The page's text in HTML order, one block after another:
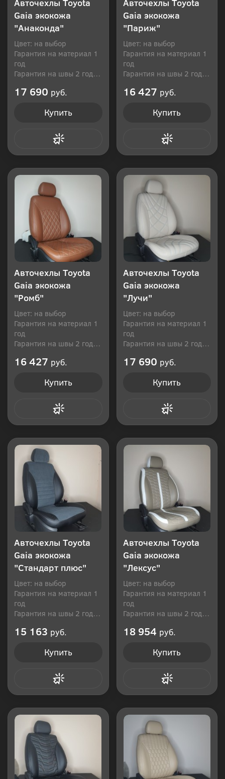
Авточехлы Toyota
Gaia экокожа
"Анаконда"
Цвет: на выбор
Гарантия на материал 1
год
Гарантия на швы 2 года
17 690 руб.
Купить
Авточехлы Toyota
Gaia экокожа
"Париж"
Цвет: на выбор
Гарантия на материал 1
год
Гарантия на швы 2 года
16 427 руб.
Купить
Авточехлы Toyota
Gaia экокожа
"Ромб"
Цвет: на выбор
Гарантия на материал 1
год
Гарантия на швы 2 года
16 427 руб.
Купить
Авточехлы Toyota
Gaia экокожа
"Лучи"
Цвет: на выбор
Гарантия на материал 1
год
Гарантия на швы 2 года
17 690 руб.
Купить
Авточехлы Toyota
Gaia экокожа
"Стандарт плюс"
Цвет: на выбор
Гарантия на материал 1
год
Гарантия на швы 2 года
15 163 руб.
Купить
Авточехлы Toyota
Gaia экокожа
"Лексус"
Цвет: на выбор
Гарантия на материал 1
год
Гарантия на швы 2 года
18 954 руб.
Купить